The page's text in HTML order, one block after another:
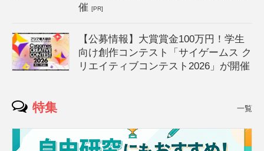
催[PR]
【公募情報】大賞賞金100万円！学生
向け創作コンテスト「サイゲームス ク
リエイティブコンテスト2026」が開催
特集 一覧